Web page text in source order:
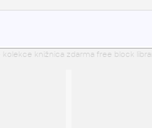
knižnica zdarma free block